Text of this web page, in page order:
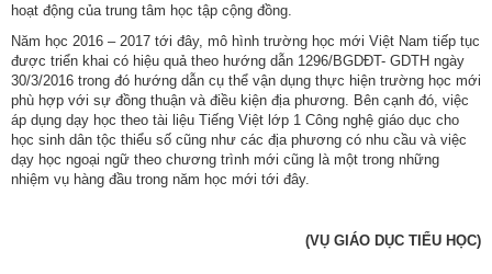
hoạt động của trung tâm học tập cộng đồng.
Năm học 2016 – 2017 tới đây, mô hình trường học mới Việt Nam tiếp tục
được triển khai có hiệu quả theo hướng dẫn 1296/BGDĐT- GDTH ngày
30/3/2016 trong đó hướng dẫn cụ thể vận dụng thực hiện trường học mới
phù hợp với sự đồng thuận và điều kiện địa phương. Bên cạnh đó, việc
áp dụng dạy học theo tài liệu Tiếng Việt lớp 1 Công nghệ giáo dục cho
học sinh dân tộc thiểu số cũng như các địa phương có nhu cầu và việc
dạy học ngoại ngữ theo chương trình mới cũng là một trong những
nhiệm vụ hàng đầu trong năm học mới tới đây.
(VỤ GIÁO DỤC TIỂU HỌC)